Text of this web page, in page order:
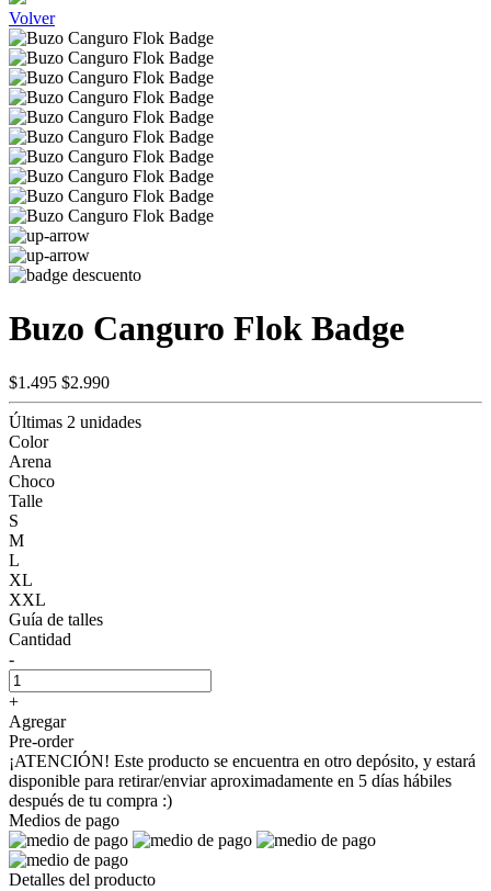
Volver
Buzo Canguro Flok Badge
$1.495 $2.990
Últimas 2 unidades
Color
Arena
Choco
Talle
S
M
L
XL
XXL
Guía de talles
Cantidad
-
+
Agregar
Pre-order
¡ATENCIÓN! Este producto se encuentra en otro depósito, y estará
disponible para retirar/enviar aproximadamente en 5 días hábiles
después de tu compra :)
Medios de pago
Detalles del producto